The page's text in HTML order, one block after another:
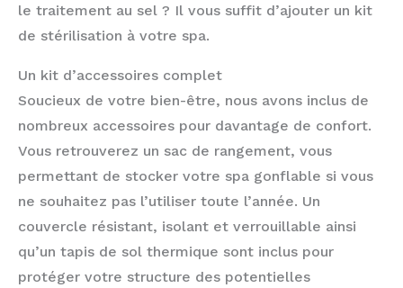
le traitement au sel ? Il vous suffit d’ajouter un kit
de stérilisation à votre spa.
Un kit d’accessoires complet
Soucieux de votre bien-être, nous avons inclus de
nombreux accessoires pour davantage de confort.
Vous retrouverez un sac de rangement, vous
permettant de stocker votre spa gonflable si vous
ne souhaitez pas l’utiliser toute l’année. Un
couvercle résistant, isolant et verrouillable ainsi
qu’un tapis de sol thermique sont inclus pour
protéger votre structure des potentielles